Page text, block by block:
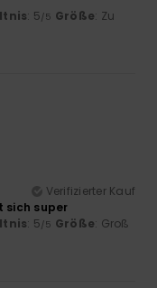
: 5/5 Größe: Zu
Verifizierter Kauf
sich super
: 5/5 Größe: Groß